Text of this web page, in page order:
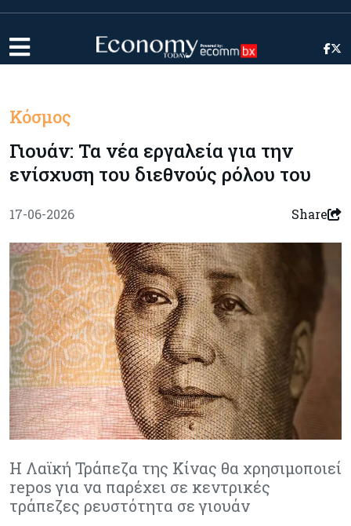
Κόσμος
Γιουάν: Τα νέα εργαλεία για την
ενίσχυση του διεθνούς ρόλου του
17-06-2026 Share
Η Λαϊκή Τράπεζα της Κίνας θα χρησιμοποιεί
repos για να παρέχει σε κεντρικές
τράπεζες ρευστότητα σε γιουάν